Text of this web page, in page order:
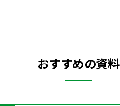
おすすめの資料